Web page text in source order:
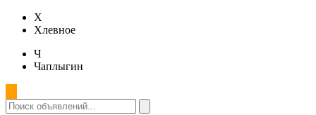
Х
Хлевное
Ч
Чаплыгин